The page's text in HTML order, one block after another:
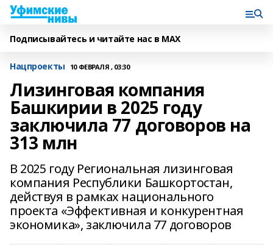
Подписывайтесь и читайте нас в MAX
Нацпроекты 10 ФЕВРАЛЯ , 03:30
Лизинговая компания
Башкирии в 2025 году
заключила 77 договоров на
313 млн
В 2025 году Региональная лизинговая
компания Республики Башкортостан,
действуя в рамках национального
проекта «Эффективная и конкурентная
экономика», заключила 77 договоров